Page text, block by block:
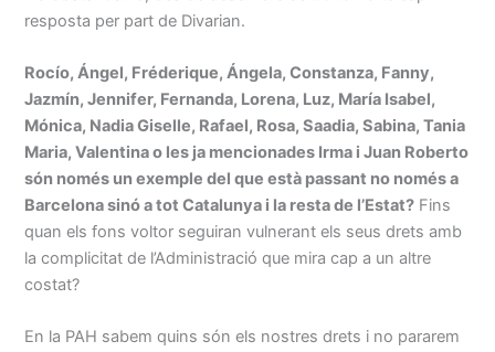
resposta per part de Divarian.
Rocío, Ángel, Fréderique, Ángela, Constanza, Fanny,
Jazmín, Jennifer, Fernanda, Lorena, Luz, María Isabel,
Mónica, Nadia Giselle, Rafael, Rosa, Saadia, Sabina, Tania
Maria, Valentina o les ja mencionades Irma i Juan Roberto
són només un exemple del que està passant no només a
Barcelona sinó a tot Catalunya i la resta de l’Estat? Fins
quan els fons voltor seguiran vulnerant els seus drets amb
la complicitat de l’Administració que mira cap a un altre
costat?
En la PAH sabem quins són els nostres drets i no pararem